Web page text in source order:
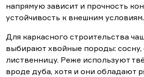
напрямую зависит и прочность
устойчивость к внешним условиям.
Для каркасного строительства
выбирают хвойные породы: сосну,
лиственницу. Реже используют
вроде дуба, хотя и они обладают